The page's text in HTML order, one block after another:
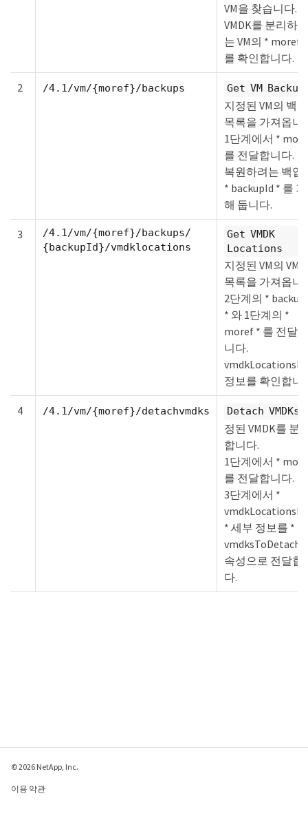
VM을 찾습니다.
VMDK를 분리하려
는 VM의 * moref *
를 확인합니다.
2 /4.1/vm/{moref}/backups Get VM
지정된 VM의 백업
목록을 가져옵니
1단계에서 *
를 전달합니다.
복원하려는 백업
* backupId * 를
해 둡니다.
3
/4.1/vm/{moref}/backups/
{backupId}/vmdklocations
Get VMDK
Locations
지정된 VM의
목록을 가져옵니
2단계의 *
* 와 1단계의 *
moref * 를 전달합
니다.
정보를 확인합니
4 /4.1/vm/{moref}/detachvmdks Detach VMDKs
정된 VMDK를 분
합니다.
1단계에서 *
를 전달합니다.
3단계에서 *
* 세부 정보를 *
vmdksToDetach *
속성으로 전달합
다.
© 2026 NetApp, Inc.
이용 약관